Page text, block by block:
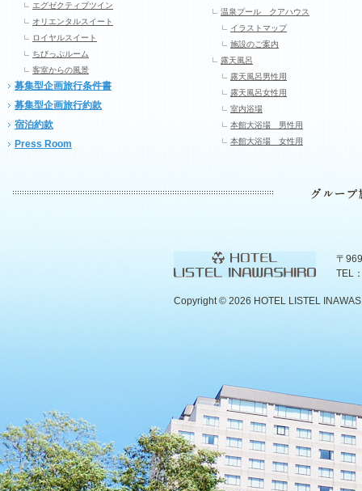
エグゼクティブツイン
オリエンタルスイート
ロイヤルスイート
ちびっぷルーム
客室からの風景
募集型企画旅行条件書
募集型企画旅行約款
宿泊約款
Press Room
温泉プール クアハウス
イラストマップ
施設のご案内
露天風呂
露天風呂男性用
露天風呂女性用
室内浴場
本館大浴場 男性用
本館大浴場 女性用
〒
TEL
Copyright © 2026 HOTEL LISTEL